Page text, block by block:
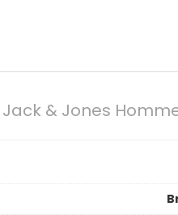
Jack & Jones